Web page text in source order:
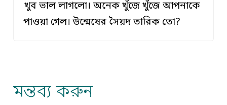
খুব ভাল লাগলো। অনেক খুঁজে খুঁজে আপনাকে
পাওয়া গেল। উন্মেষের সৈয়দ তারিক তো?
মন্তব্য করুন